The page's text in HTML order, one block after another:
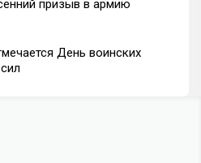
призыв в армию
День воинских